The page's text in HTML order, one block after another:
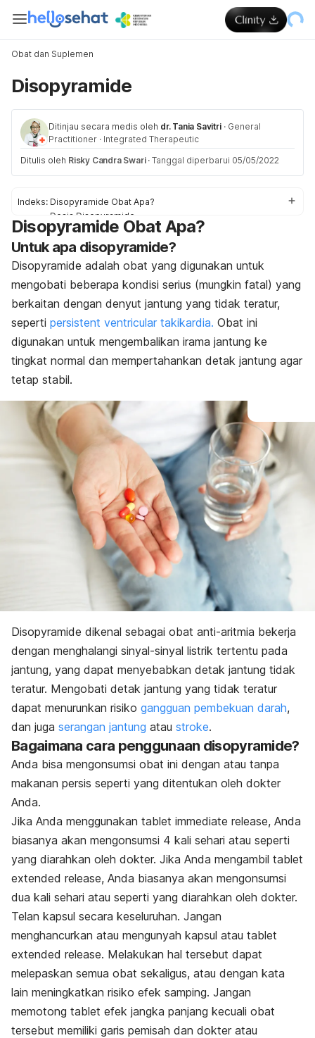
Obat dan Suplemen
Disopyramide
Ditinjau secara medis oleh dr. Tania Savitri · General
Practitioner · Integrated Therapeutic
Ditulis oleh Risky Candra Swari · Tanggal diperbarui 05/05/2022
Indeks: Disopyramide Obat Apa?
Dosis Disopyramide
Efek samping Disopyramide
Peringatan dan Perhatian Obat Disopyramide
Interaksi Obat Disopyramide
Overdosis Disopyramide
Disopyramide Obat Apa?
Untuk apa disopyramide?
Disopyramide adalah obat yang digunakan untuk
mengobati beberapa kondisi serius (mungkin fatal) yang
berkaitan dengan denyut jantung yang tidak teratur,
seperti persistent ventricular takikardia. Obat ini
digunakan untuk mengembalikan irama jantung ke
tingkat normal dan mempertahankan detak jantung agar
tetap stabil.
Disopyramide dikenal sebagai obat anti-aritmia bekerja
dengan menghalangi sinyal-sinyal listrik tertentu pada
jantung, yang dapat menyebabkan detak jantung tidak
teratur. Mengobati detak jantung yang tidak teratur
dapat menurunkan risiko gangguan pembekuan darah,
dan juga serangan jantung atau stroke.
Bagaimana cara penggunaan disopyramide?
Anda bisa mengonsumsi obat ini dengan atau tanpa
makanan persis seperti yang ditentukan oleh dokter
Anda.
Jika Anda menggunakan tablet immediate release, Anda
biasanya akan mengonsumsi 4 kali sehari atau seperti
yang diarahkan oleh dokter. Jika Anda mengambil tablet
extended release, Anda biasanya akan mengonsumsi
dua kali sehari atau seperti yang diarahkan oleh dokter.
Telan kapsul secara keseluruhan. Jangan
menghancurkan atau mengunyah kapsul atau tablet
extended release. Melakukan hal tersebut dapat
melepaskan semua obat sekaligus, atau dengan kata
lain meningkatkan risiko efek samping. Jangan
memotong tablet efek jangka panjang kecuali obat
tersebut memiliki garis pemisah dan dokter atau